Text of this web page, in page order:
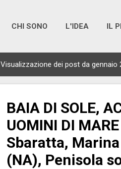
CHI SONO L'IDEA IL
Visualizzazione dei post da gennaio
BAIA DI SOLE,
UOMINI DI
Sbaratta,
(NA), Penisola